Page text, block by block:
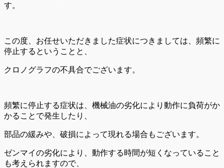
す。
この度、お任せいただきました症状につきましては、頻繁に
停止するということと、
クロノグラフの不具合でございます。
頻繁に停止する症状は、機械油の劣化により動作に負荷がか
かることで発生したり、
部品の緩みや、破損によって現れる場合もございます。
ゼンマイの劣化により、動作する時間が短くなっていること
も考えられますので、